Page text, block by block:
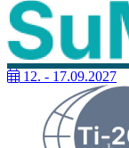
12. - 17.09.2027